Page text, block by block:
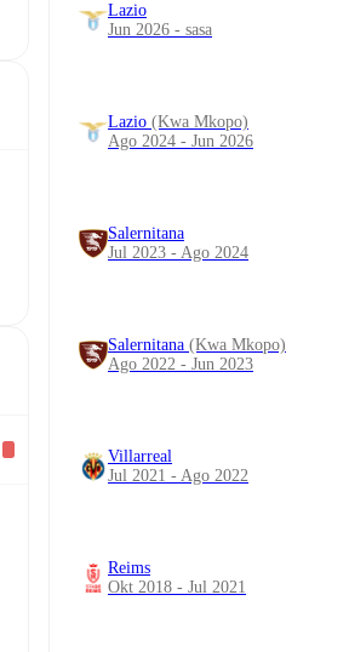
Lazio
Jun 2026 - sasa
Lazio (Kwa Mkopo)
Ago 2024 - Jun 2026
Salernitana
Jul 2023 - Ago 2024
Salernitana (Kwa Mkopo)
Ago 2022 - Jun 2023
Villarreal
Jul 2021 - Ago 2022
Reims
Okt 2018 - Jul 2021